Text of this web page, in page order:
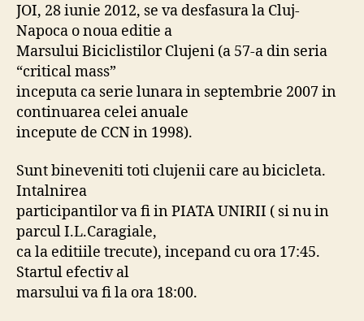
JOI, 28 iunie 2012, se va desfasura la Cluj-
Napoca o noua editie a
Marsului Biciclistilor Clujeni (a 57-a din seria
“critical mass”
inceputa ca serie lunara in septembrie 2007 in
continuarea celei anuale
incepute de CCN in 1998).
Sunt bineveniti toti clujenii care au bicicleta.
Intalnirea
participantilor va fi in PIATA UNIRII ( si nu in
parcul I.L.Caragiale,
ca la editiile trecute), incepand cu ora 17:45.
Startul efectiv al
marsului va fi la ora 18:00.